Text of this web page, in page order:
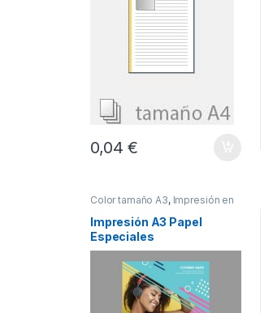
0,04 €
Color tamaño A3, Impresión en
Impresión A3 Papel
Especiales